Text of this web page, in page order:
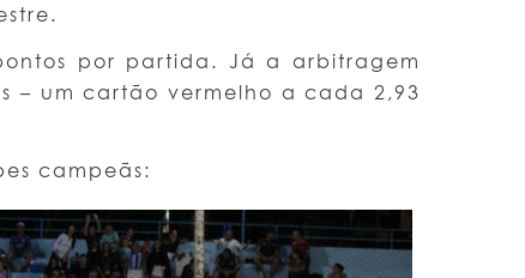
por partida. Já a arbitragem
– um cartão vermelho a cada 2,93
campeãs: